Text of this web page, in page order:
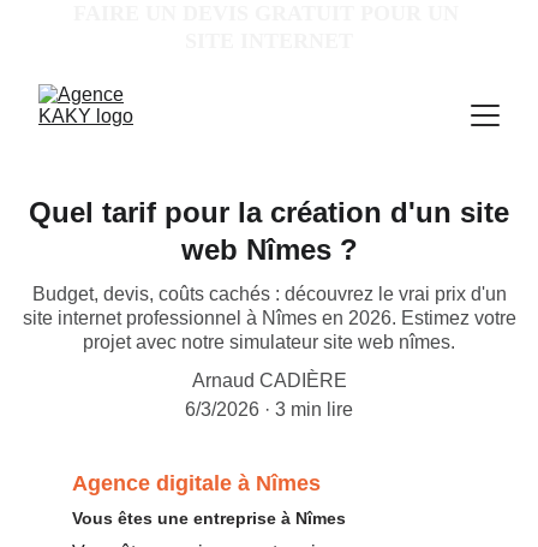
Quel tarif pour la création d'un site
web Nîmes ?
Budget, devis, coûts cachés : découvrez le vrai prix d'un
site internet professionnel à Nîmes en 2026. Estimez votre
projet avec notre simulateur site web nîmes.
Arnaud CADIÈRE
6/3/2026
3 min lire
Agence digitale à Nîmes
Vous êtes une entreprise à Nîmes